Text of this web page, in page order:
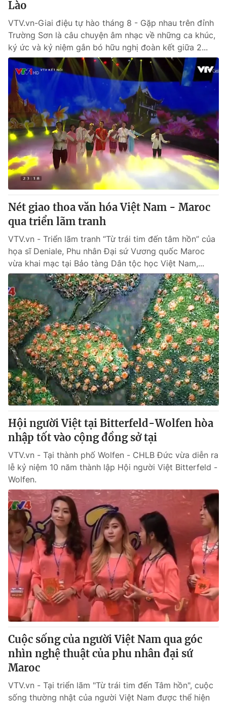
Lào
VTV.vn-Giai điệu tự hào tháng 8 - Gặp nhau trên đỉnh
Trường Sơn là câu chuyện âm nhạc về những ca khúc,
ký ức và kỷ niệm gắn bó hữu nghị đoàn kết giữa 2...
Nét giao thoa văn hóa Việt Nam - Maroc
qua triển lãm tranh
VTV.vn - Triển lãm tranh “Từ trái tim đến tâm hồn” của
họa sĩ Deniale, Phu nhân Đại sứ Vương quốc Maroc
vừa khai mạc tại Bảo tàng Dân tộc học Việt Nam,...
Hội người Việt tại Bitterfeld-Wolfen hòa
nhập tốt vào cộng đồng sở tại
VTV.vn - Tại thành phố Wolfen - CHLB Đức vừa diễn ra
lễ kỷ niệm 10 năm thành lập Hội người Việt Bitterfeld -
Wolfen.
Cuộc sống của người Việt Nam qua góc
nhìn nghệ thuật của phu nhân đại sứ
Maroc
VTV.vn - Tại triển lãm "Từ trái tim đến Tâm hồn", cuộc
sống thường nhật của người Việt Nam được thể hiện